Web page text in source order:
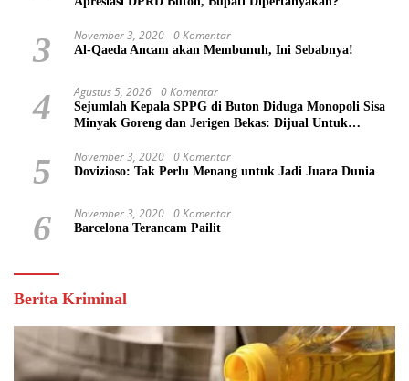
3 November 3, 2020 0 Komentar
Al-Qaeda Ancam akan Membunuh, Ini Sebabnya!
4 Agustus 5, 2026 0 Komentar
Sejumlah Kepala SPPG di Buton Diduga Monopoli Sisa
Minyak Goreng dan Jerigen Bekas: Dijual Untuk
5 November 3, 2020 0 Komentar
Dovizioso: Tak Perlu Menang untuk Jadi Juara Dunia
6 November 3, 2020 0 Komentar
Barcelona Terancam Pailit
Berita Kriminal